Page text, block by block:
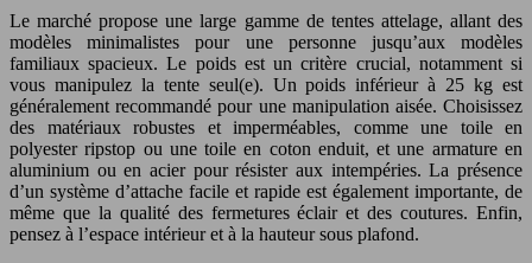
Le marché propose une large gamme de tentes attelage, allant des
modèles minimalistes pour une personne jusqu’aux modèles
familiaux spacieux. Le poids est un critère crucial, notamment si
vous manipulez la tente seul(e). Un poids inférieur à 25 kg est
généralement recommandé pour une manipulation aisée. Choisissez
des matériaux robustes et imperméables, comme une toile en
polyester ripstop ou une toile en coton enduit, et une armature en
aluminium ou en acier pour résister aux intempéries. La présence
d’un système d’attache facile et rapide est également importante, de
même que la qualité des fermetures éclair et des coutures. Enfin,
pensez à l’espace intérieur et à la hauteur sous plafond.